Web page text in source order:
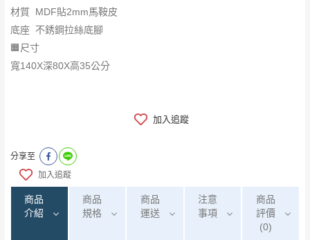
材質 MDF貼2mm馬鞍皮
底座 不銹鋼拉絲底腳
🟧尺寸
寬140X深80X高35公分
加入追蹤
分享至
加入追蹤
商品
介紹
商品
規格
商品
運送
注意
事項
商品
評價
(0)